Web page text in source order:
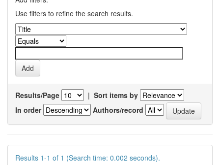
Use filters to refine the search results.
Results/Page | Sort items by
In order
Authors/record
Results 1-1 of 1 (Search time: 0.002 seconds).